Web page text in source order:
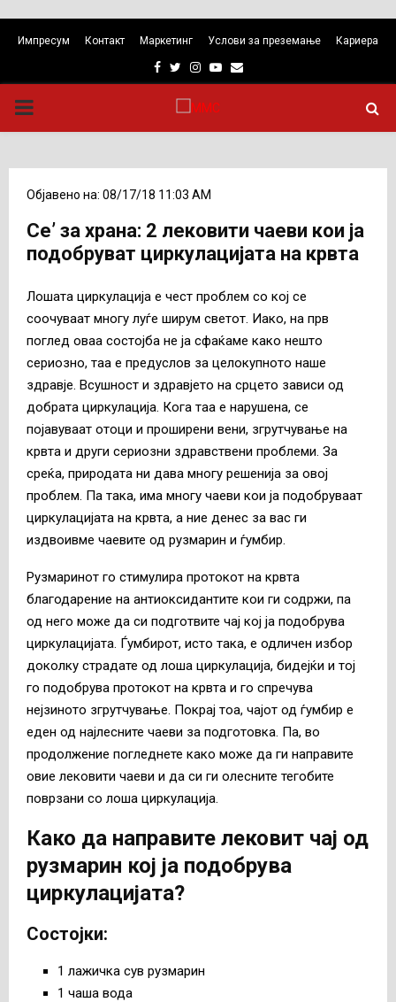
Импресум Контакт Маркетинг Услови за преземање Кариера
Facebook
TwitterInstagram
Youtube
Email
PRIMARY
Објавено на: 08/17/18 11:03 AM
Се’ за храна: 2 лековити чаеви кои ја
подобруват циркулацијата на крвта
Лошата циркулација е чест проблем со кој се
соочуваат многу луѓе ширум светот. Иако, на прв
поглед оваа состојба не ја сфаќаме како нешто
сериозно, таа е предуслов за целокупното наше
здравје. Всушност и здравјето на срцето зависи од
добрата циркулација. Кога таа е нарушена, се
појавуваат отоци и проширени вени, згрутчување на
крвта и други сериозни здравствени проблеми. За
среќа, природата ни дава многу решенија за овој
проблем. Па така, има многу чаеви кои ја подобруваат
циркулацијата на крвта, а ние денес за вас ги
издвоивме чаевите од рузмарин и ѓумбир.
Рузмаринот го стимулира протокот на крвта
благодарение на антиоксидантите кои ги содржи, па
од него може да си подготвите чај кој ја подобрува
циркулацијата. Ѓумбирот, исто така, е одличен избор
доколку страдате од лоша циркулација, бидејќи и тој
го подобрува протокот на крвта и го спречува
нејзиното згрутчување. Покрај тоа, чајот од ѓумбир е
еден од најлесните чаеви за подготовка. Па, во
продолжение погледнете како може да ги направите
овие лековити чаеви и да си ги олесните тегобите
поврзани со лоша циркулација.
Како да направите лековит чај од
рузмарин кој ја подобрува
циркулацијата?
Состојки:
1 лажичка сув рузмарин
1 чаша вода